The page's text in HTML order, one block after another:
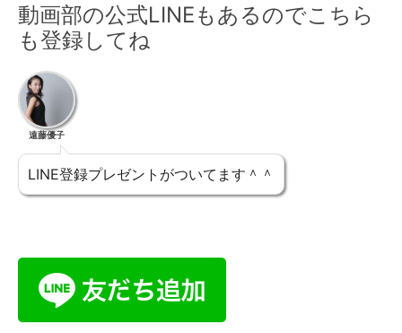
動画部の公式LINEもあるのでこちら
も登録してね
遠藤優子
LINE登録プレゼントがついてます＾＾